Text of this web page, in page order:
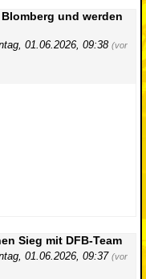
und werden
01.06.2026, 09:38 (vor
Sieg mit DFB-Team
01.06.2026, 09:37 (vor